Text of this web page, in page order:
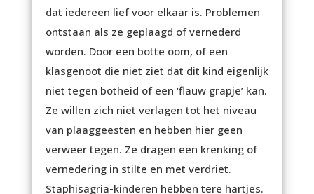
dat iedereen lief voor elkaar is. Problemen
ontstaan als ze geplaagd of vernederd
worden. Door een botte oom, of een
klasgenoot die niet ziet dat dit kind eigenlijk
niet tegen botheid of een ‘flauw grapje’ kan.
Ze willen zich niet verlagen tot het niveau
van plaaggeesten en hebben hier geen
verweer tegen. Ze dragen een krenking of
vernedering in stilte en met verdriet.
Staphisagria-kinderen hebben tere hartjes.